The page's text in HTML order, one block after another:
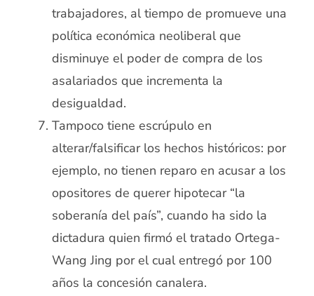
trabajadores, al tiempo de promueve una
política económica neoliberal que
disminuye el poder de compra de los
asalariados que incrementa la
desigualdad.
Tampoco tiene escrúpulo en
alterar/falsificar los hechos históricos: por
ejemplo, no tienen reparo en acusar a los
opositores de querer hipotecar “la
soberanía del país”, cuando ha sido la
dictadura quien firmó el tratado Ortega-
Wang Jing por el cual entregó por 100
años la concesión canalera.